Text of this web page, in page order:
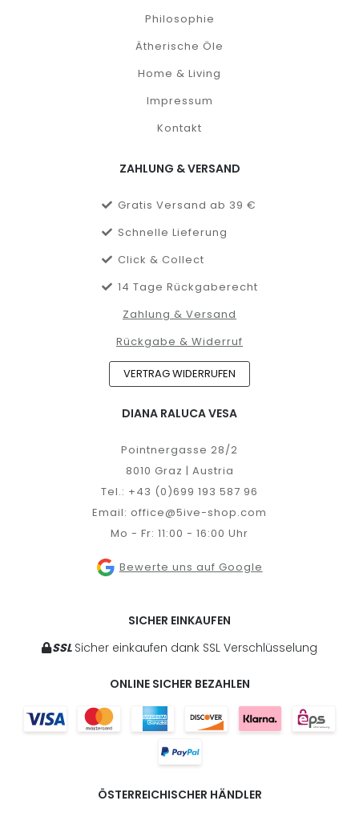
Philosophie
Ätherische Öle
Home & Living
Impressum
Kontakt
ZAHLUNG & VERSAND
Gratis Versand ab 39 €
Schnelle Lieferung
Click & Collect
14 Tage Rückgaberecht
Zahlung & Versand
Rückgabe & Widerruf
VERTRAG WIDERRUFEN
DIANA RALUCA VESA
Pointnergasse 28/2
8010 Graz | Austria
Tel.: +43 (0)699 193 587 96
Email: office@5ive-shop.com
Mo - Fr: 11:00 - 16:00 Uhr
Bewerte uns auf Google
SICHER EINKAUFEN
SSL Sicher einkaufen dank SSL Verschlüsselung
ONLINE SICHER BEZAHLEN
ÖSTERREICHISCHER HÄNDLER